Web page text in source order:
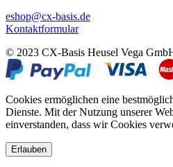
eshop@cx-basis.de
Kontaktformular
© 2023 CX-Basis Heusel Vega
Cookies ermöglichen eine
Dienste. Mit der Nutzung unserer
einverstanden, dass wir Cookies
Erlauben